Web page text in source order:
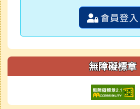
會員登入
無障礙標章